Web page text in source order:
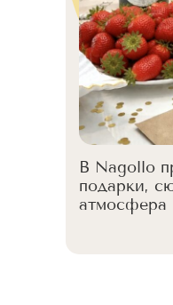
В Nagollo
подарки,
атмосфера